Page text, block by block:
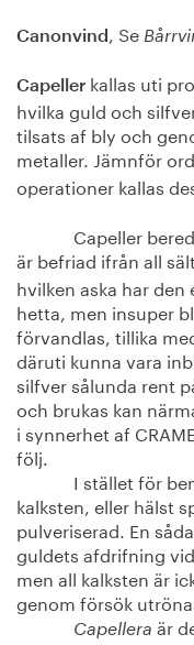
Canonvind , Se
Capeller kallas uti
hvilka guld och
tilsats af bly och
metaller. Jämnför
operationer kallas
Capeller
är befriad ifrån all
hvilken aska har
hetta, men insuper
förvandlas, tillika
däruti kunna vara
silfver sålunda rent
och brukas kan
i synnerhet af
följ.
I stället för
kalksten, eller hälst
pulveriserad. En
guldets afdrifning
men all kalksten är
genom försök
Capellera är